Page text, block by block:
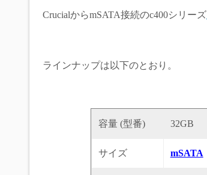
CrucialからmSATA接続のc400シリーズ
ラインナップは以下のとおり。
容量 (型番) 32GB
サイズ mSATA